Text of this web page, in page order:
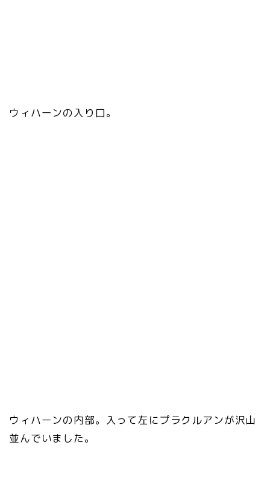
ウィハーンの入り口。
ウィハーンの内部。入って左にプラクルアンが沢山
並んでいました。